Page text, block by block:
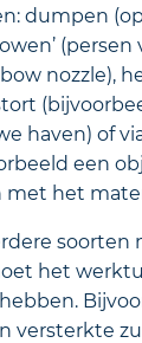
dumpen
(persen
nozzle),
haven) of
een
het
soorten
het
versterkte